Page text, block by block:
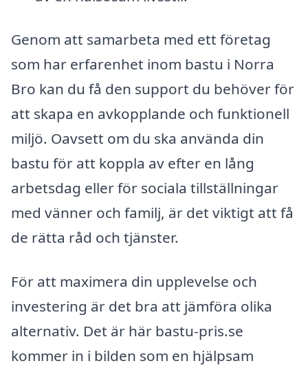
Genom att samarbeta med ett företag
som har erfarenhet inom bastu i Norra
Bro kan du få den support du behöver för
att skapa en avkopplande och funktionell
miljö. Oavsett om du ska använda din
bastu för att koppla av efter en lång
arbetsdag eller för sociala tillställningar
med vänner och familj, är det viktigt att få
de rätta råd och tjänster.
För att maximera din upplevelse och
investering är det bra att jämföra olika
alternativ. Det är här bastu-pris.se
kommer in i bilden som en hjälpsam